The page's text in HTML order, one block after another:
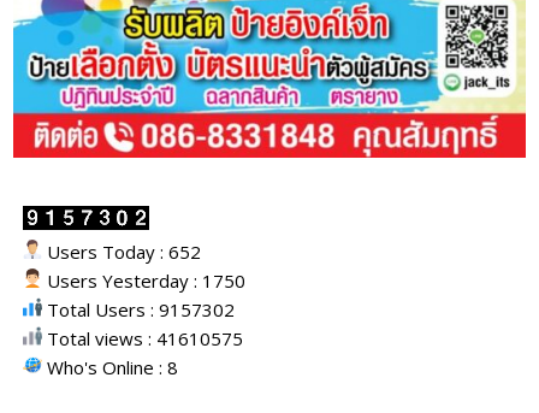
Users Today : 652
Users Yesterday : 1750
Total Users : 9157302
Total views : 41610575
Who's Online : 8